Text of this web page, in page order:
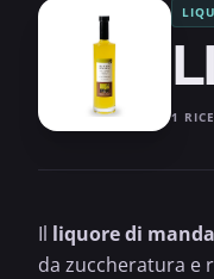
1
Il liquore di
da zuccheratura e